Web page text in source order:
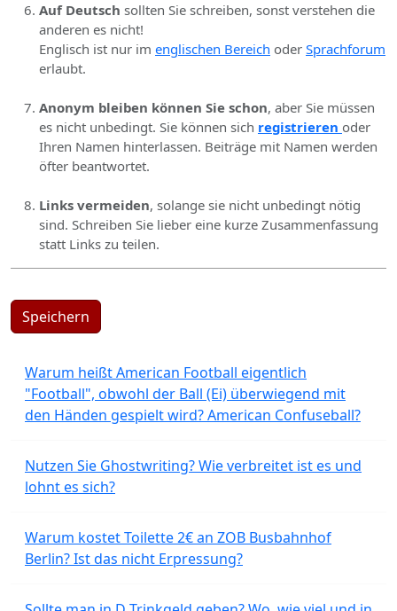
Auf Deutsch sollten Sie schreiben, sonst verstehen die
anderen es nicht!
Englisch ist nur im englischen Bereich oder Sprachforum
erlaubt.
Anonym bleiben können Sie schon, aber Sie müssen
es nicht unbedingt. Sie können sich registrieren oder
Ihren Namen hinterlassen. Beiträge mit Namen werden
öfter beantwortet.
Links vermeiden, solange sie nicht unbedingt nötig
sind. Schreiben Sie lieber eine kurze Zusammenfassung
statt Links zu teilen.
Speichern
Warum heißt American Football eigentlich
"Football", obwohl der Ball (Ei) überwiegend mit
den Händen gespielt wird? American Confuseball?
Nutzen Sie Ghostwriting? Wie verbreitet ist es und
lohnt es sich?
Warum kostet Toilette 2€ an ZOB Busbahnhof
Berlin? Ist das nicht Erpressung?